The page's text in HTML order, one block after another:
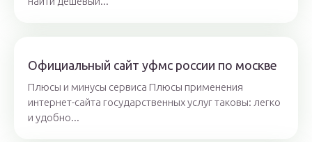
Официальный сайт уфмс россии по москве
Плюсы и минусы сервиса Плюсы применения
интернет-сайта государственных услуг таковы: легко
и удобно...